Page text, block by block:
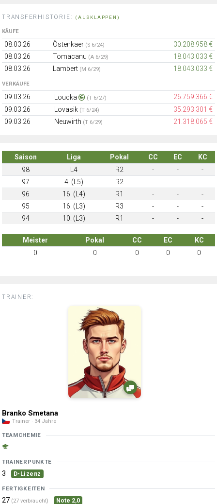
TRANSFERHISTORIE: (AUSKLAPPEN)
KÄUFE
08.03.26 Östenkaer (S 6/24)
30.208.958 €
08.03.26
Tomacanu (A 6/29)
18.043.033 €
08.03.26
Lambert (M 6/29) 18.043.033 €
VERKÄUFE
09.03.26 Loucka (T 6/27)
26.759.366 €
09.03.26
Lovasik (T 6/24)
35.293.301 €
09.03.26
Neuwirth (T 6/29) 21.318.065 €
Saison Liga Pokal CC EC
KC
98
L4 R2 - -
-
97
4. (L5) R2 - -
-
96
16. (L4) R1 - -
-
95
16. (L3) R3 - -
-
94
10. (L3) R1 - - -
Meister Pokal CC EC
KC
0
0 0 0 0
TRAINER:
Branko Smetana
Trainer · 34 Jahre
TEAMCHEMIE
TRAINERPUNKTE
3 D-Lizenz
FERTIGKEITEN
27 (27 verbraucht) Note 2,0